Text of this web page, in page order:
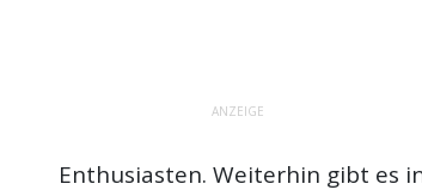
ANZEIGE
Enthusiasten. Weiterhin gibt es